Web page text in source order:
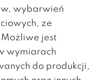
wybarwień
ze
jest
wymiarach
do produkcji,